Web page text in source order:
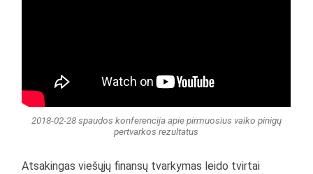
2018-02-28 spaudos konferencija apie pirmuosius vaiko pinigų
pertvarkos rezultatus
Atsakingas viešųjų finansų tvarkymas leido tvirtai